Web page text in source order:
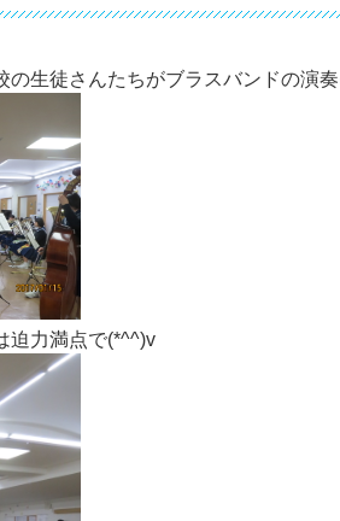
生徒さんたちがブラスバンドの演
迫力満点で(*^^)v